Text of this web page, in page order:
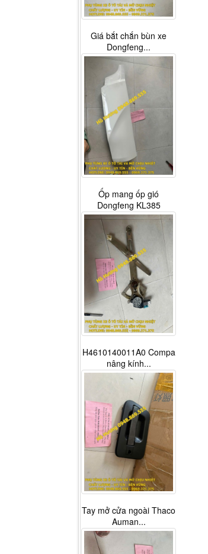
Giá bắt chắn bùn xe
Dongfeng...
Ốp mang ốp gió
Dongfeng KL385
H4610140011A0 Compa
nâng kính...
Tay mở cửa ngoài Thaco
Auman...